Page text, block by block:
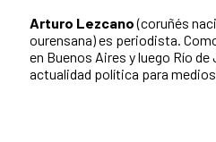
Arturo Lezcano(coruñés
ourensana) es periodista.
en Buenos Aires y luego Río
actualidad política para